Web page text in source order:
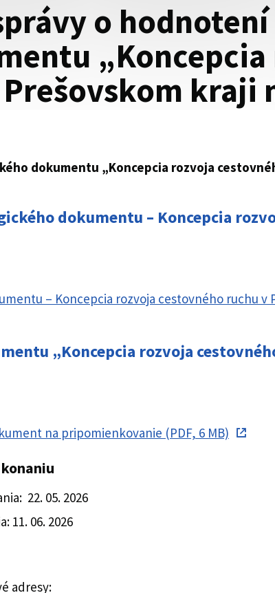
o hodnotení
kraji
dokumentu „Koncepcia rozvoja
dokumentu – Koncepcia
– Koncepcia rozvoja cestovného ruchu v
„Koncepcia rozvoja
na pripomienkovanie (PDF, 6 MB)
22. 05. 2026
11. 06. 2026
adresy: